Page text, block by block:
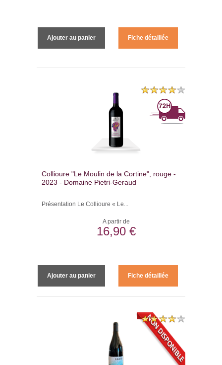
Ajouter au panier Fiche détaillée
Collioure "Le Moulin de la Cortine", rouge -
2023 - Domaine Pietri-Geraud
Présentation Le Collioure « Le...
A partir de
16,90 €
Ajouter au panier Fiche détaillée